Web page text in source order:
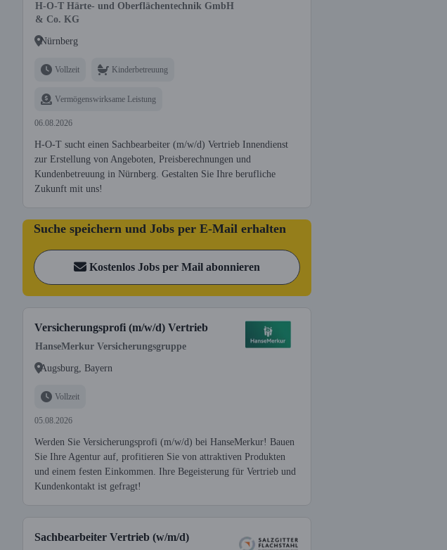
H-O-T Härte- und Oberflächentechnik GmbH
& Co. KG
Nürnberg
Vollzeit Kinderbetreuung
Vermögenswirksame Leistung
06.08.2026
H-O-T sucht einen Sachbearbeiter (m/w/d) Vertrieb Innendienst
zur Erstellung von Angeboten, Preisberechnungen und
Kundenbetreuung in Nürnberg. Gestalten Sie Ihre berufliche
Zukunft mit uns!
Suche speichern und Jobs per E-Mail erhalten
Kostenlos Jobs per Mail abonnieren
Versicherungsprofi (m/w/d) Vertrieb
HanseMerkur Versicherungsgruppe
Augsburg, Bayern
Vollzeit
05.08.2026
Werden Sie Versicherungsprofi (m/w/d) bei HanseMerkur! Bauen
Sie Ihre Agentur auf, profitieren Sie von attraktiven Produkten
und einem festen Einkommen. Ihre Begeisterung für Vertrieb und
Kundenkontakt ist gefragt!
Sachbearbeiter Vertrieb (w/m/d)